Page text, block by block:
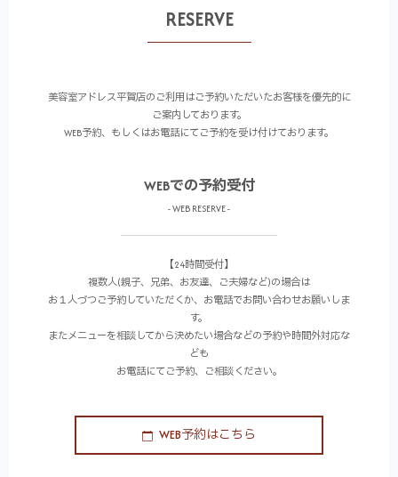
RESERVE
美容室アドレス平賀店のご利用はご予約いただいたお客様を優先的に
ご案内しております。
WEB予約、もしくはお電話にてご予約を受け付けております。
WEBでの予約受付
- WEB RESERVE -
【24時間受付】
複数人(親子、兄弟、お友達、ご夫婦など)の場合は
お１人づつご予約していただくか、お電話でお問い合わせお願いしま
す。
またメニューを相談してから決めたい場合などの予約や時間外対応な
ども
お電話にてご予約、ご相談ください。
WEB予約はこちら